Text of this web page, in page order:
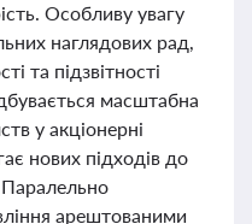
Особливу увагу
наглядових рад,
та підзвітності
масштабна
у акціонерні
нових підходів до
Паралельно
арештованими